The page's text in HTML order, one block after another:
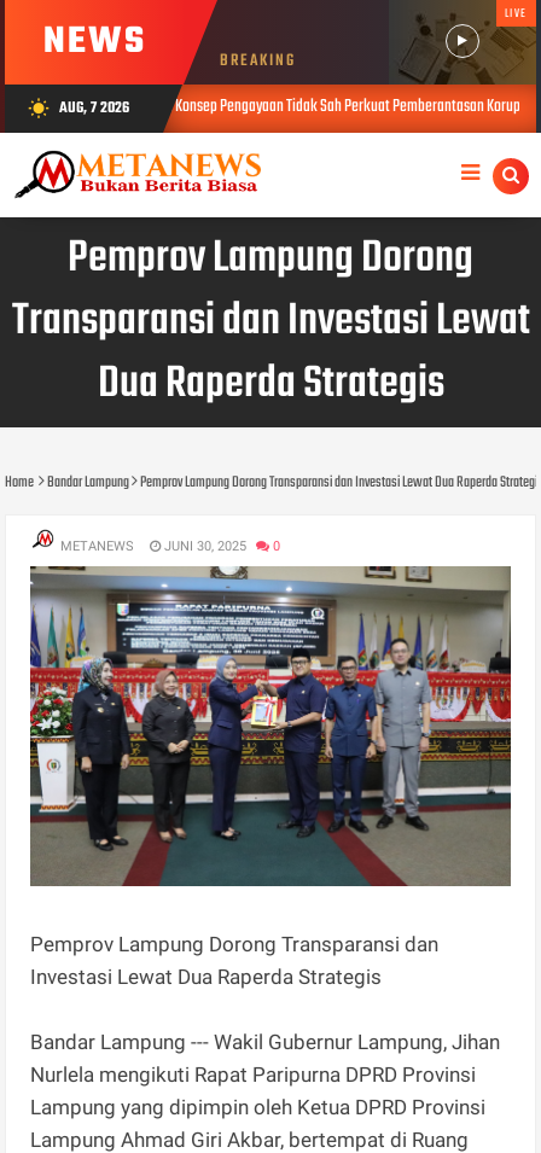
NEWS BREAKING
LIVE
wb_sunny AUG, 7 2026
Usulkan Konsep Pengayaan Tidak Sah Perkuat Pemberantasan Korupsi AUG 04,
Pemprov Lampung Dorong
Transparansi dan Investasi Lewat
Dua Raperda Strategis
Home Bandar Lampung Pemprov Lampung Dorong Transparansi dan Investasi Lewat Dua Raperda
METANEWS JUNI 30, 2025 0
Pemprov Lampung Dorong Transparansi dan
Investasi Lewat Dua Raperda Strategis
Bandar Lampung --- Wakil Gubernur Lampung, Jihan
Nurlela mengikuti Rapat Paripurna DPRD Provinsi
Lampung yang dipimpin oleh Ketua DPRD Provinsi
Lampung Ahmad Giri Akbar, bertempat di Ruang